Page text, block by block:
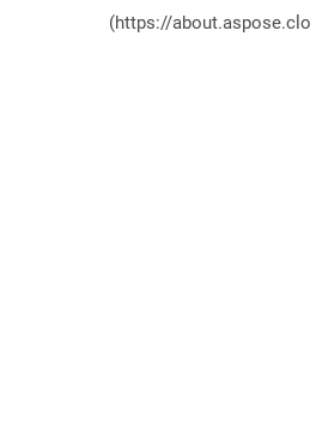
(https://